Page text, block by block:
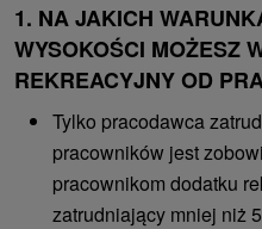
1. NA JAKICH
WYSOKOŚCI MOŻESZ
REKREACYJNY OD
Tylko pracodawca
pracowników jest
pracownikom dodatku
zatrudniający mniej niż